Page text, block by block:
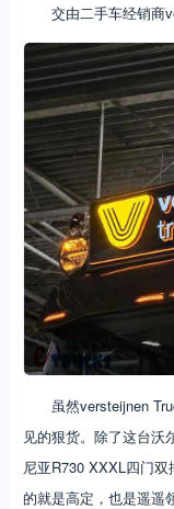
交由二手车经销商
虽然versteijnen
见的狠货。除了这台沃
尼亚R730 XXXL四门
的就是高定，也是遥遥